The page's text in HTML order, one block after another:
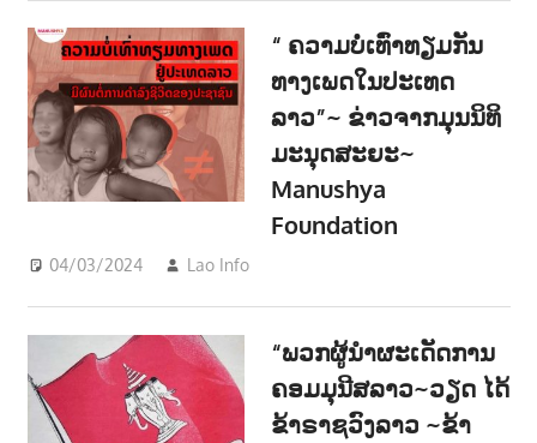
“ ຄວາມບໍ່ເທົ່າທຽມກັນ
ທາງເພດໃນປະເທດ
ລາວ”~ ຂ່າວຈາກມຸນນິທິ
ມະນຸດສະຍະ~
Manushya
Foundation
04/03/2024 Lao Info
“ພວກຜູ້ນຳຜະເດັດການ
ຄອມມຸນີສລາວ~ວຽດ ໄດ້
ຂ້າຣາຊວົງລາວ ~ຂ້າ